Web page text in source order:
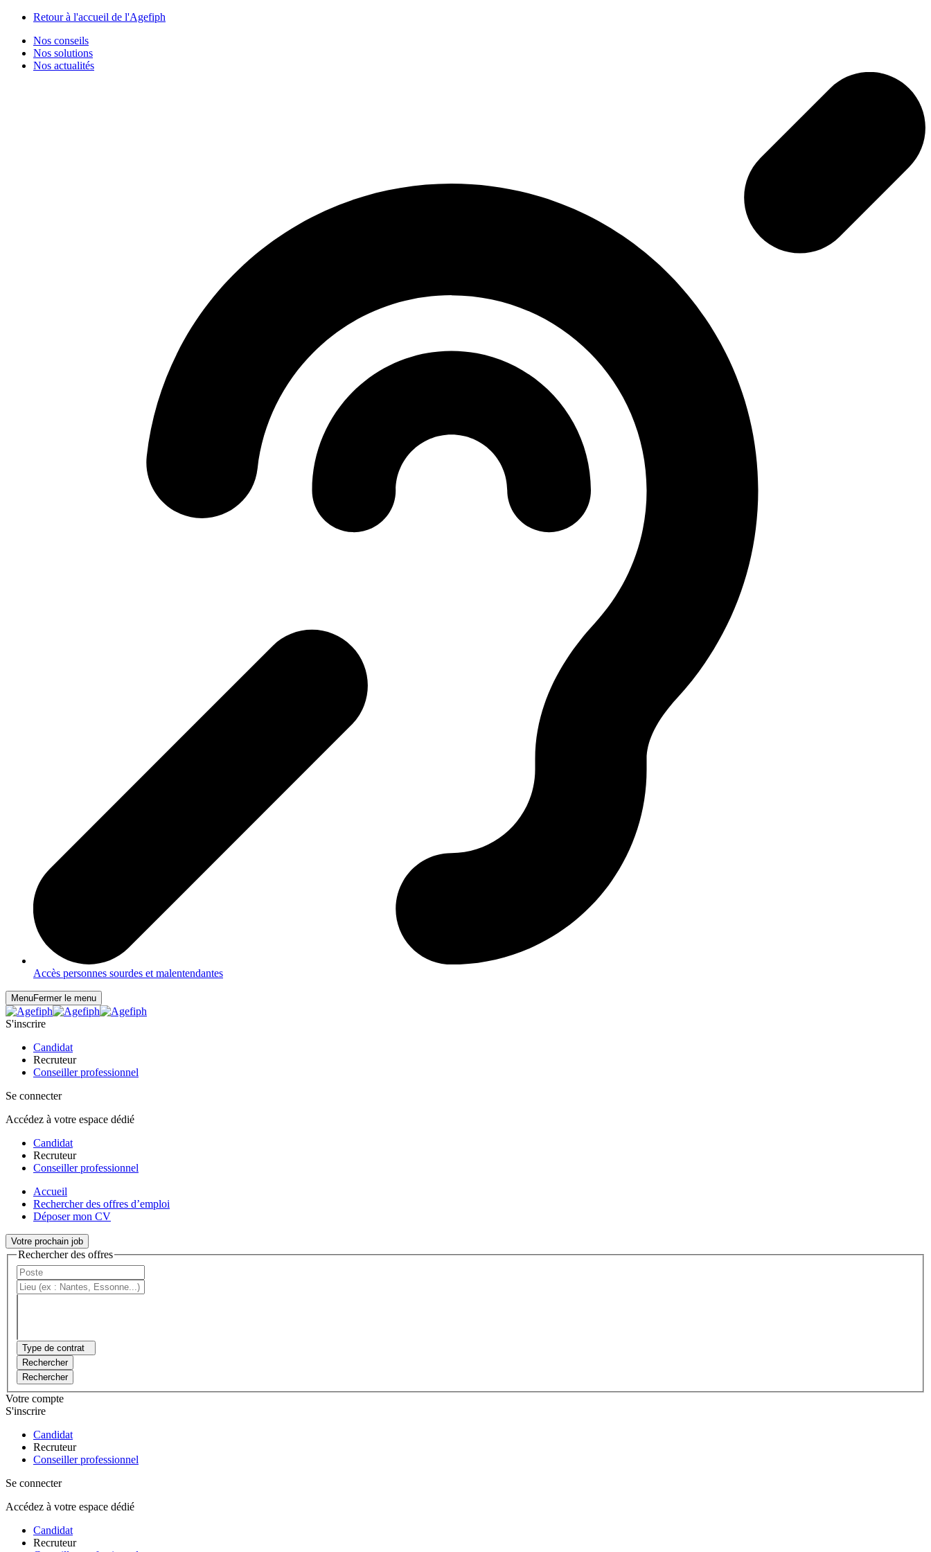
Retour à l'accueil de l'Agefiph
Nos conseils
Nos solutions
Nos actualités
Accès personnes sourdes et malentendantes
MenuFermer le menu
S'inscrire
Candidat
Recruteur
Conseiller professionnel
Se connecter
Accédez à votre espace dédié
Candidat
Recruteur
Conseiller professionnel
Accueil
Rechercher des offres d’emploi
Déposer mon CV
Votre prochain job
Rechercher des offres
Type de contrat
Rechercher
Rechercher
Votre compte
S'inscrire
Candidat
Recruteur
Conseiller professionnel
Se connecter
Accédez à votre espace dédié
Candidat
Recruteur